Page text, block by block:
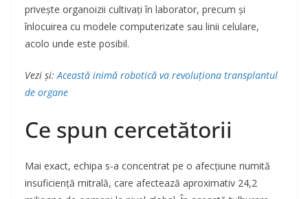
privește organoizii cultivați în laborator, precum și
înlocuirea cu modele computerizate sau linii celulare,
acolo unde este posibil.
Vezi și:Această inimă robotică va revoluționa transplantul
de organe
Ce spun cercetătorii
Mai exact, echipa s-a concentrat pe o afecțiune numită
insuficiență mitrală, care afectează aproximativ 24,2